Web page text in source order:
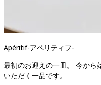
Apéritif-アペリティフ-
最初のお迎えの一皿。 今から
いただく一品です。